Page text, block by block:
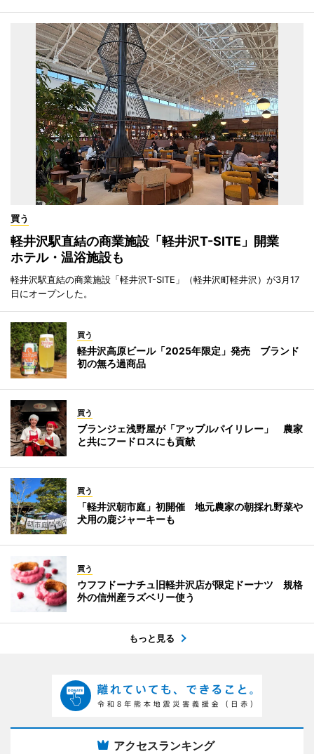
買う
軽井沢駅直結の商業施設「軽井沢T-SITE」開業
ホテル・温浴施設も
軽井沢駅直結の商業施設「軽井沢T-SITE」（軽井沢町軽井沢）が3月17
日にオープンした。
買う
軽井沢高原ビール「2025年限定」発売 ブランド
初の無ろ過商品
買う
ブランジェ浅野屋が「アップルパイリレー」 農家
と共にフードロスにも貢献
買う
「軽井沢朝市庭」初開催 地元農家の朝採れ野菜や
犬用の鹿ジャーキーも
買う
ウフフドーナチュ旧軽井沢店が限定ドーナツ 規格
外の信州産ラズベリー使う
もっと見る
アクセスランキング